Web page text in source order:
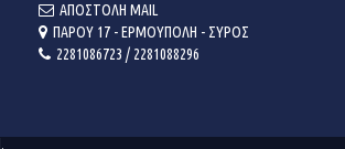
ΑΠΟΣΤΟΛΗ MAIL
ΠΑΡΟΥ 17 - ΕΡΜΟΥΠΟΛΗ - ΣΥΡΟΣ
2281086723 / 2281088296